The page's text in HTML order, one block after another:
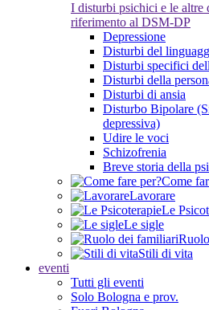
I disturbi psichici e le altre
riferimento al DSM-DP
Depressione
Disturbi del
Disturbi specifici
Disturbi della
Disturbi di ansia
Disturbo Bipolare
depressiva)
Udire le voci
Schizofrenia
Breve storia della
Come
Lavorare
Le
Le sigle
Stili di vita
eventi
Tutti gli eventi
Solo Bologna e prov.